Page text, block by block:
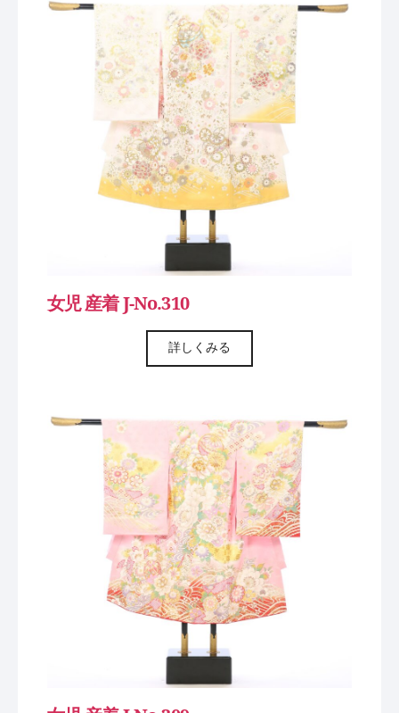
女児 産着 J-No.310
詳しくみる